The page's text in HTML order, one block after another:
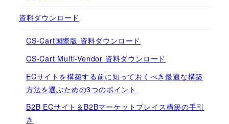
資料ダウンロード
CS-Cart国際版 資料ダウンロード
CS-Cart Multi-Vendor 資料ダウンロード
ECサイトを構築する前に知っておくべき最適な構築
方法を選ぶための3つのポイント
B2B ECサイト＆B2Bマーケットプレイス構築の手引
き